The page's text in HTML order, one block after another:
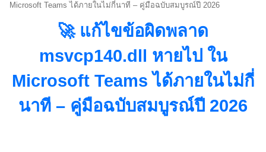
a
i
Microsoft Teams ได้ภายในไม่กี่นาที – คู่มือฉบับสมบูรณ์ปี 2026
🚀 แก้ไขข้อผิดพลาด
msvcp140.dll หายไป ใน
Microsoft Teams ได้ภายในไม่กี่
นาที – คู่มือฉบับสมบูรณ์ปี 2026